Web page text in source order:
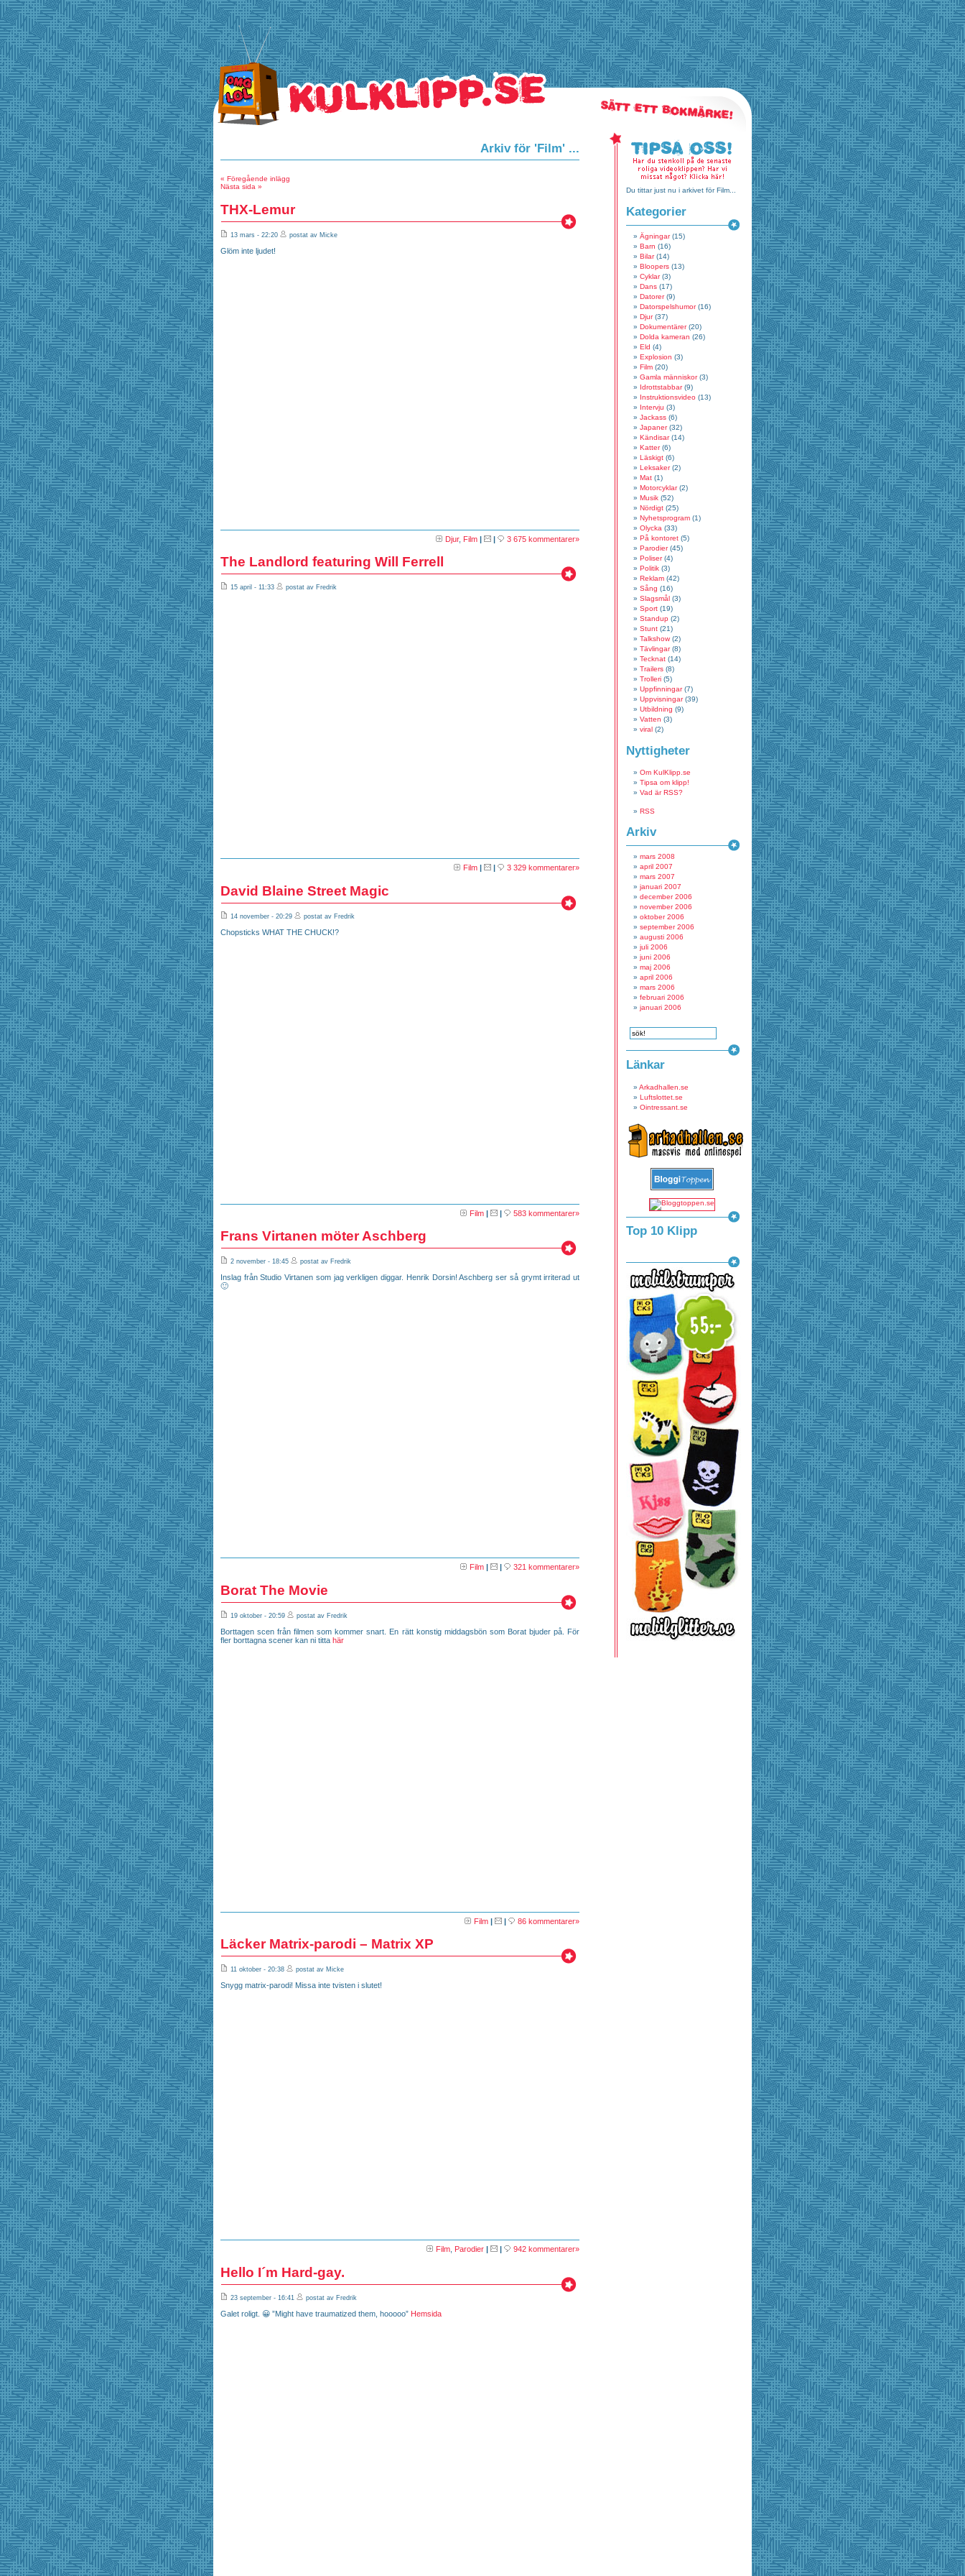
HEM
Arkiv för 'Film' ...
« Föregående inlägg
Nästa sida »
THX-Lemur
13 mars - 22:20 postat av Micke
Glöm inte ljudet!
Djur, Film | | 3 675 kommentarer»
The Landlord featuring Will Ferrell
15 april - 11:33 postat av Fredrik
Film | | 3 329 kommentarer»
David Blaine Street Magic
14 november - 20:29 postat av Fredrik
Chopsticks WHAT THE CHUCK!?
Film | | 583 kommentarer»
Frans Virtanen möter Aschberg
2 november - 18:45 postat av Fredrik
Inslag från Studio Virtanen som jag verkligen diggar. Henrik Dorsin! Aschberg ser så grymt irriterad ut
🙂
Film | | 321 kommentarer»
Borat The Movie
19 oktober - 20:59 postat av Fredrik
Borttagen scen från filmen som kommer snart. En rätt konstig middagsbön som Borat bjuder på. För
fler borttagna scener kan ni titta här
Film | | 86 kommentarer»
Läcker Matrix-parodi – Matrix XP
11 oktober - 20:38 postat av Micke
Snygg matrix-parodi! Missa inte tvisten i slutet!
Film Parodier 942 kommentarer»
Hello I´m Hard-gay.
23 september - 16:41 postat av Fredrik
Galet roligt. 😀 ”Might have traumatized them, hooooo” Hemsida
Du tittar just nu i arkivet för Film...
Kategorier
Ägningar(15)
Barn (16)
Bilar(14)
Bloopers (13)
Cyklar(3)
Dans (17)
Datorer(9)
Datorspelshumor(16)
Djur(37)
Dokumentärer(20)
Dolda kameran (26)
Eld (4)
Explosion (3)
Film (20)
Gamla människor(3)
Idrottstabbar(9)
Instruktionsvideo (13)
Intervju (3)
Jackass (6)
Japaner(32)
Kändisar(14)
Katter(6)
Läskigt (6)
Leksaker(2)
Mat (1)
Motorcyklar(2)
Musik (52)
Nördigt (25)
Nyhetsprogram (1)
Olycka (33)
På kontoret (5)
Parodier(45)
Poliser(4)
Politik (3)
Reklam (42)
Sång (16)
Slagsmål (3)
Sport (19)
Standup (2)
Stunt (21)
Talkshow (2)
Tävlingar(8)
Tecknat (14)
Trailers (8)
Trolleri (5)
Uppfinningar(7)
Uppvisningar(39)
Utbildning (9)
Vatten (3)
viral (2)
Nyttigheter
Om KulKlipp.se
Tipsa om klipp!
Vad är RSS?
RSS
Arkiv
mars 2008
april 2007
mars 2007
januari 2007
december 2006
november 2006
oktober 2006
september 2006
augusti 2006
juli 2006
juni 2006
maj 2006
april 2006
mars 2006
februari 2006
januari 2006
Länkar
Arkadhallen.se
Luftslottet.se
Ointressant.se
Top 10 Klipp